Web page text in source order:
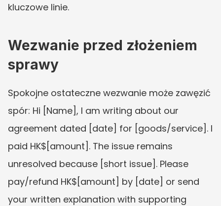
kluczowe linie.
Wezwanie przed złożeniem
sprawy
Spokojne ostateczne wezwanie może zawęzić
spór: Hi [Name], I am writing about our
agreement dated [date] for [goods/service]. I
paid HK$[amount]. The issue remains
unresolved because [short issue]. Please
pay/refund HK$[amount] by [date] or send
your written explanation with supporting